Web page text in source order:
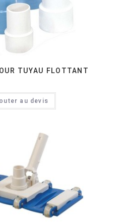
TUYAU FLOTTANT
au devis